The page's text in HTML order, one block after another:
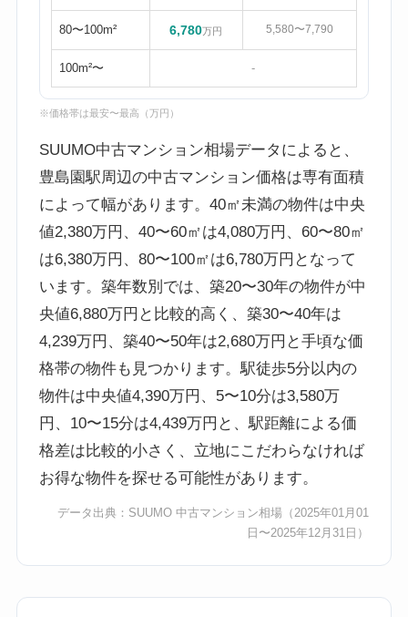
80〜100m² 6,780万円 5,580〜7,790
100m²〜 -
※価格帯は最安〜最高（万円）
SUUMO中古マンション相場データによると、
豊島園駅周辺の中古マンション価格は専有面積
によって幅があります。40㎡未満の物件は中央
値2,380万円、40〜60㎡は4,080万円、60〜80㎡
は6,380万円、80〜100㎡は6,780万円となって
います。築年数別では、築20〜30年の物件が中
央値6,880万円と比較的高く、築30〜40年は
4,239万円、築40〜50年は2,680万円と手頃な価
格帯の物件も見つかります。駅徒歩5分以内の
物件は中央値4,390万円、5〜10分は3,580万
円、10〜15分は4,439万円と、駅距離による価
格差は比較的小さく、立地にこだわらなければ
お得な物件を探せる可能性があります。
データ出典： SUUMO 中古マンション相場 （2025年01月01
日〜2025年12月31日）